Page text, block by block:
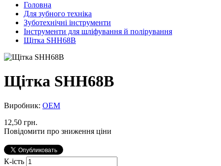
Головна
Для зубного техніка
Зуботехнічні інструменти
Інструменти для шліфування й полірування
Щітка SHH68B
Щітка SHH68B
Виробник: ОЕМ
12,50 грн.
Повідомити про зниження ціни
К-ість